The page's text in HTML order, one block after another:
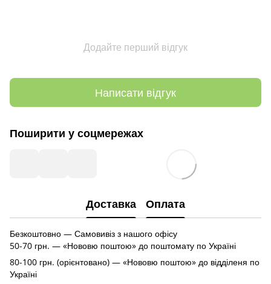
Додайте перший відгук
Написати відгук
Поширити у соцмережах
Доставка Оплата
Безкоштовно — Самовивіз з нашого офісу
50-70 грн. — «Нововю поштою» до поштомату по Україні
80-100 грн. (орієнтовано) — «Нововю поштою» до відділеня по
Україні